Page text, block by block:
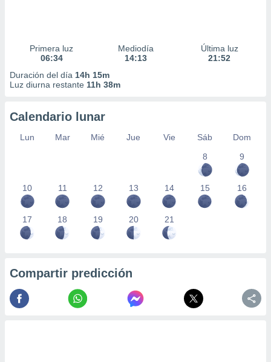
Primera luz
06:34
Mediodía
14:13
Última luz
21:52
Duración del día 14h 15m
Luz diurna restante 11h 38m
Calendario lunar
Lun Mar Mié Jue Vie Sáb
Dom
8
9
10 11 12 13 14 15 16
17 18 19 20 21
Compartir predicción